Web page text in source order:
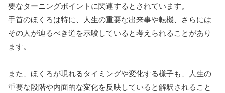
要なターニングポイントに関連するとされています。
手首のほくろは特に、人生の重要な出来事や転機、さらには
その人が辿るべき道を示唆していると考えられることがあり
ます。
また、ほくろが現れるタイミングや変化する様子も、人生の
重要な段階や内面的な変化を反映していると解釈されること